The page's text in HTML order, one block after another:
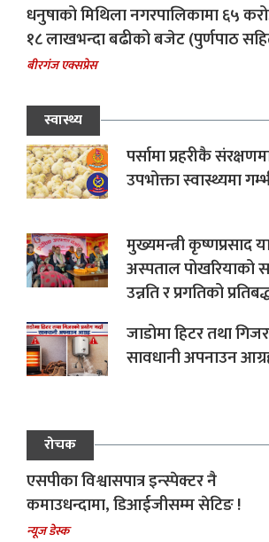
धनुषाको मिथिला नगरपालिकामा ६५
१८ लाखभन्दा बढीको बजेट (पुर्णपाठ
बीरगंज एक्सप्रेस
स्वास्थ्य
पर्सामा प्रहरीकै
उपभोक्ता स्वास्थ्यमा
मुख्यमन्त्री कृष्णप्रसाद
अस्पताल पोखरियाको
उन्नति र प्रगतिको
जाडोमा हिटर तथा
सावधानी अपनाउन
रोचक
एसपीका विश्वासपात्र इन्स्पेक्टर नै
कमाउधन्दामा, डिआईजीसम्म सेटिङ !
न्यूज डेस्क